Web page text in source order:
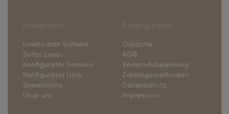
Lowboards Somero
Sofas Luno
Konfigurator Somero
Konfigurator Luno
Showrooms
Über uns
Garantie
AGB
Widerrufsbelehrung
Zahlungsmethoden
Datenschutz
Impressum